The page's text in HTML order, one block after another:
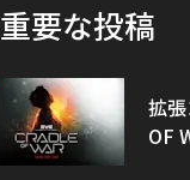
重要な投稿
拡
OF